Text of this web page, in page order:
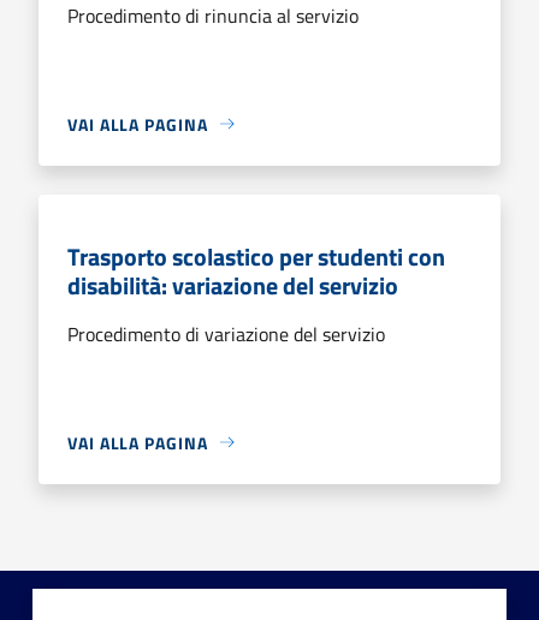
Procedimento di rinuncia al servizio
VAI ALLA PAGINA
Trasporto scolastico per studenti con
disabilità: variazione del servizio
Procedimento di variazione del servizio
VAI ALLA PAGINA